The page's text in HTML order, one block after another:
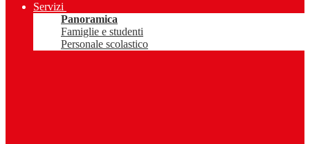
Servizi
Panoramica
Famiglie e studenti
Personale scolastico